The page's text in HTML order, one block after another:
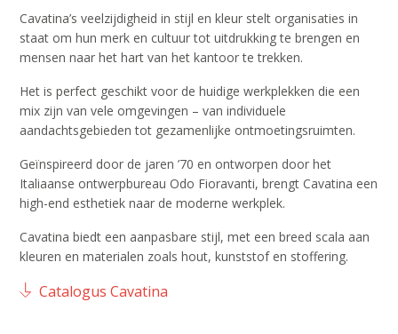
Cavatina’s veelzijdigheid in stijl en kleur stelt organisaties in
staat om hun merk en cultuur tot uitdrukking te brengen en
mensen naar het hart van het kantoor te trekken.
Het is perfect geschikt voor de huidige werkplekken die een
mix zijn van vele omgevingen – van individuele
aandachtsgebieden tot gezamenlijke ontmoetingsruimten.
Geïnspireerd door de jaren ’70 en ontworpen door het
Italiaanse ontwerpbureau Odo Fioravanti, brengt Cavatina een
high-end esthetiek naar de moderne werkplek.
Cavatina biedt een aanpasbare stijl, met een breed scala aan
kleuren en materialen zoals hout, kunststof en stoffering.
Catalogus Cavatina